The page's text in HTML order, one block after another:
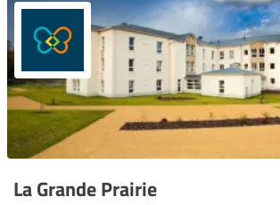
La Grande Prairie